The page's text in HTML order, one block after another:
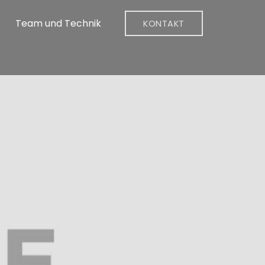
Team und Technik KONTAKT